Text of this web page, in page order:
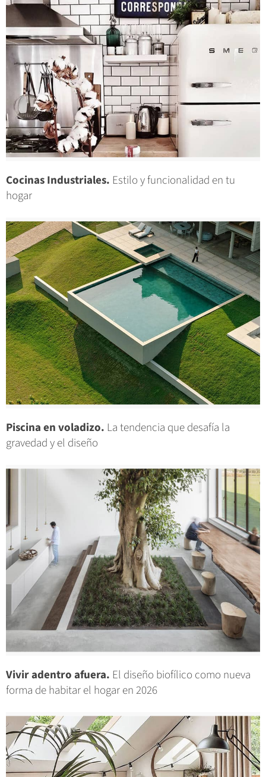
Cocinas Industriales. Estilo y funcionalidad en tu
hogar
Piscina en voladizo. La tendencia que desafía la
gravedad y el diseño
Vivir adentro afuera. El diseño biofílico como nueva
forma de habitar el hogar en 2026